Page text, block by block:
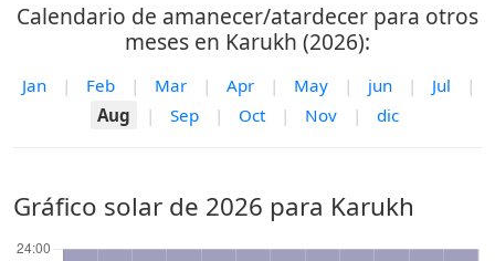
Calendario de amanecer/atardecer para otros
meses en Karukh (2026):
Jan | Feb | Mar | Apr | May | jun | Jul
|
Aug
| Sep | Oct | Nov | dic
Gráfico solar de 2026 para Karukh